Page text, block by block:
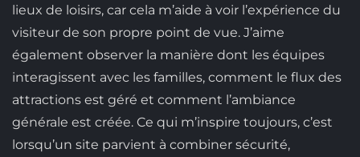
lieux de loisirs, car cela m’aide à voir l’expérience du
visiteur de son propre point de vue. J’aime
également observer la manière dont les équipes
interagissent avec les familles, comment le flux des
attractions est géré et comment l’ambiance
générale est créée. Ce qui m’inspire toujours, c’est
lorsqu’un site parvient à combiner sécurité,